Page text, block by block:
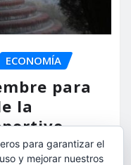
ECONOMÍA
para
la
para garantizar el
y mejorar nuestros